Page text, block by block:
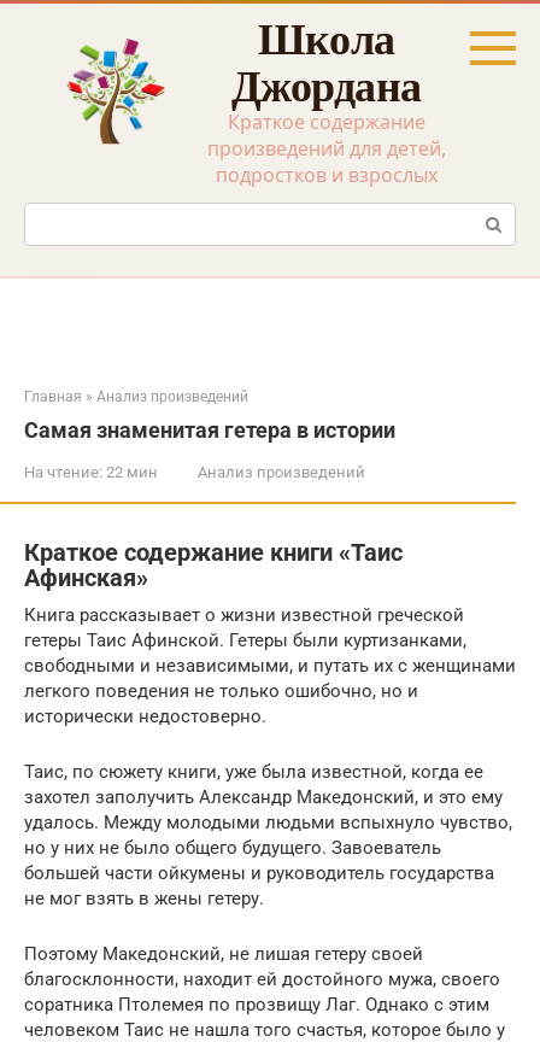
Перейти
Школа
Джордана
Краткое содержание
произведений для детей,
подростков и взрослых
Поиск:
Главная » Анализ произведений
Самая знаменитая гетера в истории
На чтение: 22 мин Анализ произведений
Краткое содержание книги «Таис
Афинская»
Книга рассказывает о жизни известной греческой
гетеры Таис Афинской. Гетеры были куртизанками,
свободными и независимыми, и путать их с женщинами
легкого поведения не только ошибочно, но и
исторически недостоверно.
Таис, по сюжету книги, уже была известной, когда ее
захотел заполучить Александр Македонский, и это ему
удалось. Между молодыми людьми вспыхнуло чувство,
но у них не было общего будущего. Завоеватель
большей части ойкумены и руководитель государства
не мог взять в жены гетеру.
Поэтому Македонский, не лишая гетеру своей
благосклонности, находит ей достойного мужа, своего
соратника Птолемея по прозвищу Лаг. Однако с этим
человеком Таис не нашла того счастья, которое было у